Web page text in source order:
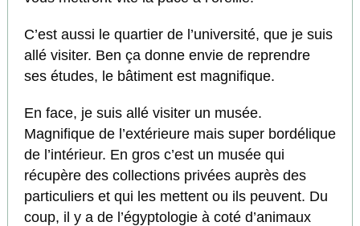
C’est aussi le quartier de l’université, que je suis
allé visiter. Ben ça donne envie de reprendre
ses études, le bâtiment est magnifique.
En face, je suis allé visiter un musée.
Magnifique de l’extérieure mais super bordélique
de l’intérieur. En gros c’est un musée qui
récupère des collections privées auprès des
particuliers et qui les mettent ou ils peuvent. Du
coup, il y a de l’égyptologie à coté d’animaux